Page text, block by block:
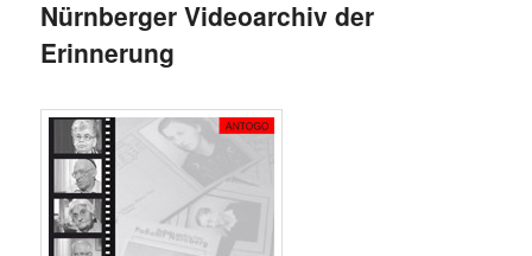
Nürnberger Videoarchiv der
Erinnerung